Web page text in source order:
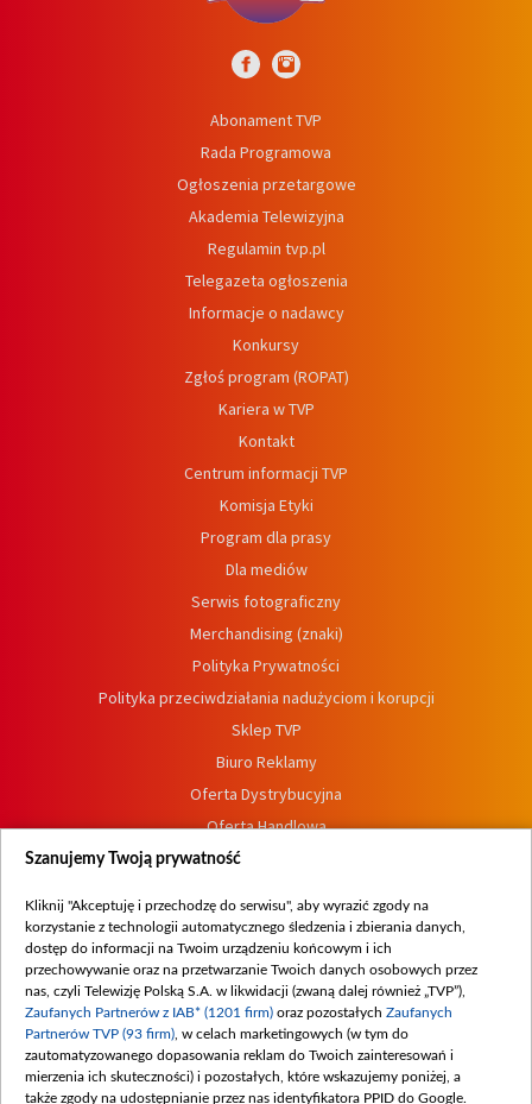
Abonament TVP
Rada Programowa
Ogłoszenia przetargowe
Akademia Telewizyjna
Regulamin tvp.pl
Telegazeta ogłoszenia
Informacje o nadawcy
Konkursy
Zgłoś program (ROPAT)
Kariera w TVP
Kontakt
Centrum informacji TVP
Komisja Etyki
Program dla prasy
Dla mediów
Serwis fotograficzny
Merchandising (znaki)
Polityka Prywatności
Polityka przeciwdziałania nadużyciom i korupcji
Sklep TVP
Biuro Reklamy
Oferta Dystrybucyjna
Oferta Handlowa
Dostępność
Procedura zgłoszeń wewnętrznych
Szanujemy Twoją prywatność
Kliknij "Akceptuję i przechodzę do serwisu", aby wyrazić zgody na
korzystanie z technologii automatycznego śledzenia i zbierania danych,
dostęp do informacji na Twoim urządzeniu końcowym i ich
przechowywanie oraz na przetwarzanie Twoich danych osobowych przez
nas, czyli Telewizję Polską S.A. w likwidacji (zwaną dalej również „TVP”),
Zaufanych Partnerów z IAB* (1201 firm) oraz pozostałych Zaufanych
Partnerów TVP (93 firm) , w celach marketingowych (w tym do
zautomatyzowanego dopasowania reklam do Twoich zainteresowań i
mierzenia ich skuteczności) i pozostałych, które wskazujemy poniżej, a
także zgody na udostępnianie przez nas identyfikatora PPID do Google.